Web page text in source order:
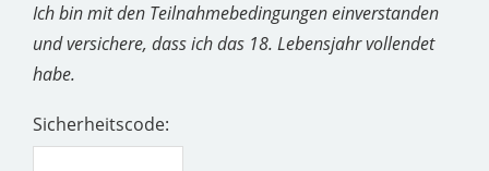
Ich bin mit den Teilnahmebedingungen einverstanden
und versichere, dass ich das 18. Lebensjahr vollendet
habe.
Sicherheitscode: